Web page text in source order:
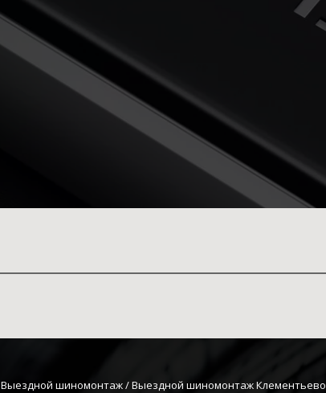
Выездной шиномонтаж / Выездной шиномонтаж Клементьево